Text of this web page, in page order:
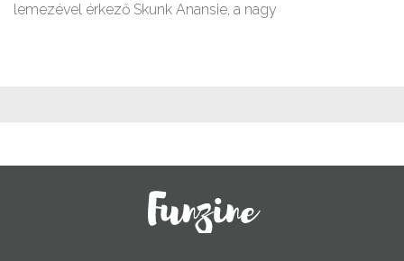
lemezével érkező Skunk Anansie, a nagy